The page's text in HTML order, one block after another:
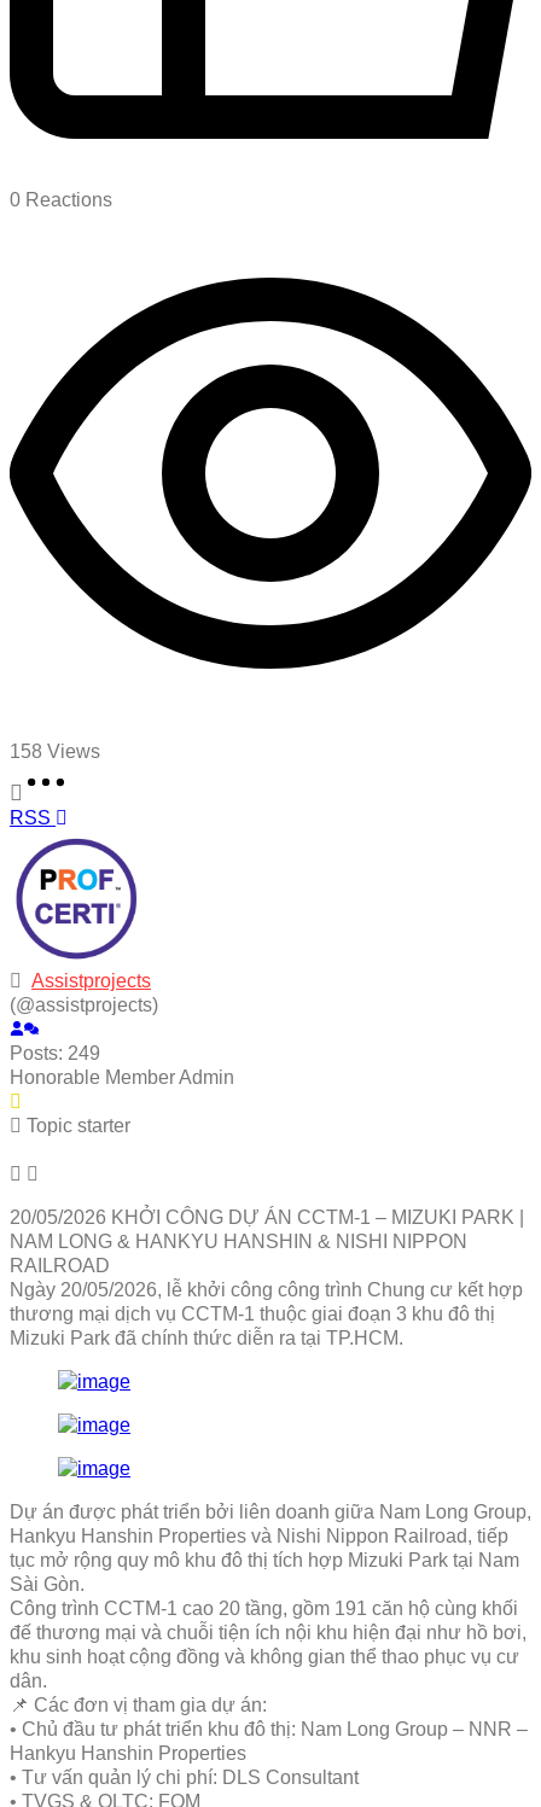
0 Reactions
158 Views
RSS
Assistprojects
(@assistprojects)
Posts: 249
Honorable MemberAdmin
Topic starter
20/05/2026 KHỞI CÔNG DỰ ÁN CCTM-1 – MIZUKI PARK |
NAM LONG & HANKYU HANSHIN & NISHI NIPPON
RAILROAD
Ngày 20/05/2026, lễ khởi công công trình Chung cư kết hợp
thương mại dịch vụ CCTM-1 thuộc giai đoạn 3 khu đô thị
Mizuki Park đã chính thức diễn ra tại TP.HCM.
Dự án được phát triển bởi liên doanh giữa Nam Long Group,
Hankyu Hanshin Properties và Nishi Nippon Railroad, tiếp
tục mở rộng quy mô khu đô thị tích hợp Mizuki Park tại Nam
Sài Gòn.
Công trình CCTM-1 cao 20 tầng, gồm 191 căn hộ cùng khối
đế thương mại và chuỗi tiện ích nội khu hiện đại như hồ bơi,
khu sinh hoạt cộng đồng và không gian thể thao phục vụ cư
dân.
📌 Các đơn vị tham gia dự án:
• Chủ đầu tư phát triển khu đô thị: Nam Long Group – NNR –
Hankyu Hanshin Properties
• Tư vấn quản lý chi phí: DLS Consultant
• TVGS & QLTC: FQM